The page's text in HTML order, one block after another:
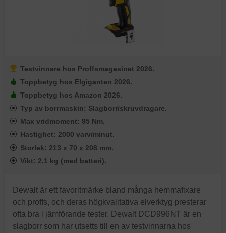
Testvinnare hos Proffsmagasinet 2026.
Toppbetyg hos Elgiganten 2026.
Toppbetyg hos Amazon 2026.
Typ av borrmaskin: Slagborr/skruvdragare.
Max vridmoment: 95 Nm.
Hastighet: 2000 varv/minut.
Storlek: 213 x 70 x 208 mm.
Vikt: 2,1 kg (med batteri).
Dewalt är ett favoritmärke bland många hemmafixare
och proffs, och deras högkvalitativa elverktyg presterar
ofta bra i jämförande tester. Dewalt DCD996NT är en
slagborr som har utsetts till en av testvinnarna hos